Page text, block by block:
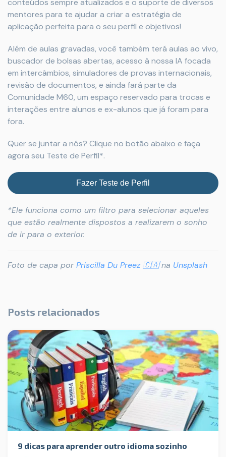
conteúdos sempre atualizados e o suporte de diversos
mentores para te ajudar a criar a estratégia de
aplicação perfeita para o seu perfil e objetivos!
Além de aulas gravadas, você também terá aulas ao vivo,
buscador de bolsas abertas, acesso à nossa IA focada
em intercâmbios, simuladores de provas internacionais,
revisão de documentos, e ainda fará parte da
Comunidade M60, um espaço reservado para trocas e
interações entre alunos e ex-alunos que já foram para
fora.
Quer se juntar a nós? Clique no botão abaixo e faça
agora seu Teste de Perfil*.
Fazer Teste de Perfil
*Ele funciona como um filtro para selecionar aqueles
que estão realmente dispostos a realizarem o sonho
de ir para o exterior.
Foto de capa por Priscilla Du Preez 🇨🇦na Unsplash
Posts relacionados
9 dicas para aprender outro idioma sozinho